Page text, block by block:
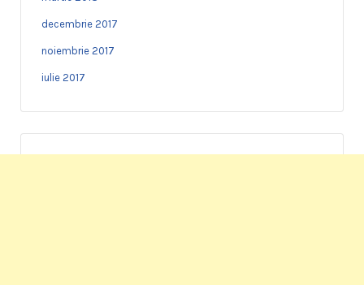
decembrie 2017
noiembrie 2017
iulie 2017